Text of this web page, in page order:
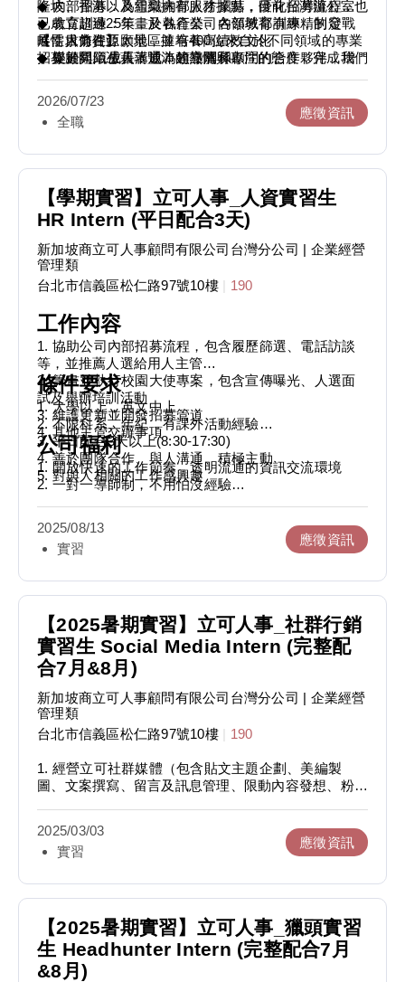
2. 不限科系、年紀，有課外活動經驗
3. 學期間配合4天以上（不含假日）
4. 善於團隊合作、與人溝通、積極主動
5. 對與人相關的工作感興趣
【更多我們】
Instagram- www.instagram.com/recruitexpress_tw
Podcast (立可職場文化)- https://reurl.cc/kLqWV3
recruitexpress
Recruit Express官網-
https://www.recruitexpress.com.tw/
SearchAsia官網- https://www.searchasia.com.sg/
隆坡、香港以及雪梨擁有服務據點，目前台灣辦公室也
已成立超過25年，於各產業、各領域都有專精的發
展，目前在亞太地區擁有400位來自於不同領域的專業
招募顧問，憑藉著豐沛的熱情與專注的態度，完成我們
我們擁有完整的一對一導師培育制度，即便是新鮮人/
無相關經驗也可以很快上手，內部發展明確，也有機會
交流、願意挑戰自己、勇於學習新知識的人來說是絕佳
的實習及工作選擇！
公司內部文化活潑、組織扁平，也有完整的一對一導師
制度，讓你在工作初期能盡快適應及熟悉環境，相信在
這份工作中能帶給你滿滿的成就感，並且擴展自己在各
◆ 內部招募：為組織內部人才招募，優化招募流程
◆ 教育訓練：策畫及執行公司內部教育訓練，制定戰
略性人力資源願景，並培養高績效文化
◆ 促進組織成長：成為領導層和顧問的合作夥伴，增
【需求條件】
◆ 樂於與陌生人溝通、建立關係
◆ team player
◆ Medium(顧問心得分享)-
https://medium.com/@talent-recruitexpress
◆ Recruit Express官網-
https://www.recruitexpress.com.tw/
◆ SearchAsia官網- https://www.searchasia.com.sg/
◆ Recruit Legal官網- https://www.recruit-legal.com/
2026/07/23
全職
應徵資訊
【學期實習】立可人事_人資實習生
HR Intern (平日配合3天)
新加坡商立可人事顧問有限公司台灣分公司 | 企業經營
管理類
台北市信義區松仁路97號10樓| 190
工作內容
1. 協助公司內部招募流程，包含履歷篩選、電話訪談
等，並推薦人選給用人主管
2. 籌畫並執行校園大使專案，包含宣傳曝光、人選面
試及舉辦培訓活動
3. 維護更新並開發招募管道
4. 其他主管交辦事項
條件要求
1. 大學以上，英文中上
2. 不限科系、年紀，有課外活動經驗
3. 平日配合3天以上(8:30-17:30)
4. 善於團隊合作、與人溝通、積極主動
5. 對與人相關的工作感興趣
公司福利
1. 開放快速的工作節奏，透明流通的資訊交流環境
2. 一對一導師制，不用怕沒經驗
2025/08/13
實習
應徵資訊
【2025暑期實習】立可人事_社群行銷
實習生 Social Media Intern (完整配
合7月&8月)
新加坡商立可人事顧問有限公司台灣分公司 | 企業經營
管理類
台北市信義區松仁路97號10樓| 190
1. 經營立可社群媒體（包含貼文主題企劃、美編製
圖、文案撰寫、留言及訊息管理、限動內容發想、粉絲
會、內部活動等
3. 海報Banner產製
2025/03/03
實習
應徵資訊
【2025暑期實習】立可人事_獵頭實習
生 Headhunter Intern (完整配合7月
&8月)